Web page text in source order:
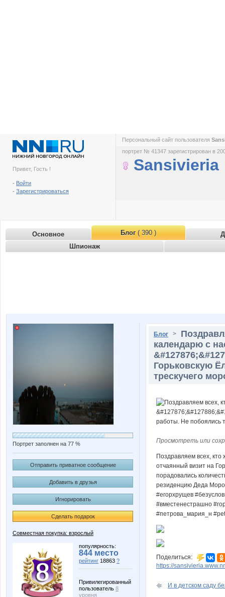
Привет, Гость !
- Войти
- Зарегистрироваться
Персональный сайт пользователя
портрет № 41347 зарегистрирован в
Sansivieria
Основное Блог( 390 )
Шпионаж
Портрет заполнен на 77 %
Отправить приватное сообщение
Добавить в друзья
Игнорировать
Сделать подарок
Совместная покупка: взрослый
популярность:
844 место
рейтинг 18863 ?
Привилегированный
пользователь 8
уровня
Блог >
календарю с
Горьковскую
трескучего
Просмотреть или
Поздравляем всех,
отчаянный визит на
порадовались
резиденцию Деда
#егорхрущев
#вместенестрашно
#петрова_мария_н
Поделиться:
https://
И в детском саду